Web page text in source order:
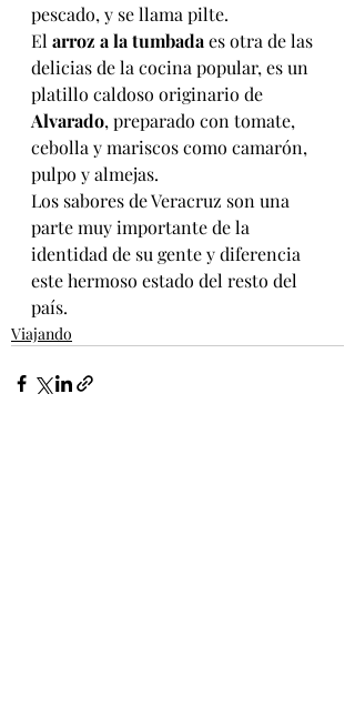
pescado, y se llama pilte.
El arroz a la tumbada es otra de las
delicias de la cocina popular, es un
platillo caldoso originario de
Alvarado, preparado con tomate,
cebolla y mariscos como camarón,
pulpo y almejas.
Los sabores de Veracruz son una
parte muy importante de la
identidad de su gente y diferencia
este hermoso estado del resto del
país.
Viajando